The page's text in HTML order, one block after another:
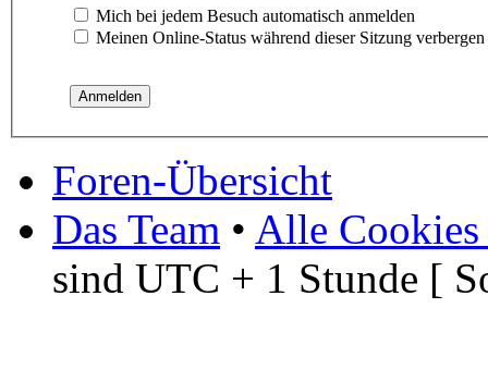
Mich bei jedem Besuch automatisch anmelden
Meinen Online-Status während dieser Sitzung verbergen
Foren-Übersicht
Das Team • Alle Cookies
sind UTC + 1 Stunde [